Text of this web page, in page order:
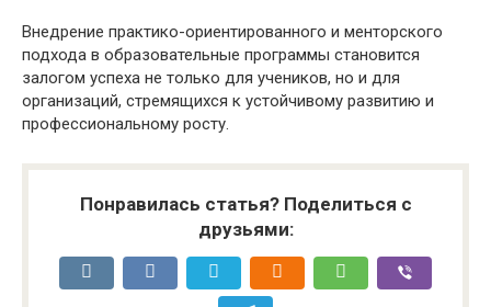
Внедрение практико-ориентированного и менторского
подхода в образовательные программы становится
залогом успеха не только для учеников, но и для
организаций, стремящихся к устойчивому развитию и
профессиональному росту.
Понравилась статья? Поделиться с
друзьями: